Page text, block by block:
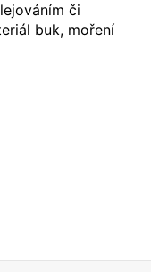
či
buk, moření